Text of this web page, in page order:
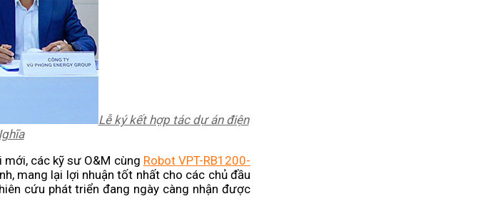
Lễ ký kết hợp tác dự án điện
các kỹ sư O&M cùng Robot VPT-RB1200-
mang lại lợi nhuận tốt nhất cho các chủ đầu
cứu phát triển đang ngày càng nhận được